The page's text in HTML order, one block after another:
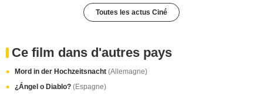
Toutes les actus Ciné
Ce film dans d'autres pays
Mord in der Hochzeitsnacht (Allemagne)
¿Ángel o Diablo? (Espagne)